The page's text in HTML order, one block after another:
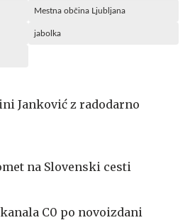
Mestna občina Ljubljana
jabolka
Janković z radodarno
na Slovenski cesti
C0 po novoizdani